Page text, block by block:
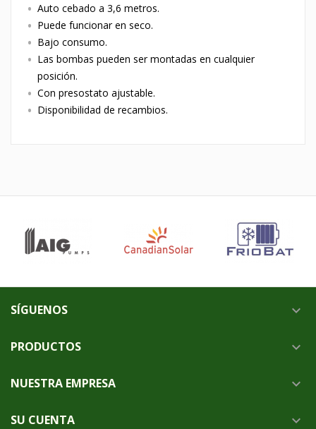
Auto cebado a 3,6 metros.
Puede funcionar en seco.
Bajo consumo.
Las bombas pueden ser montadas en cualquier
posición.
Con presostato ajustable.
Disponibilidad de recambios.
SÍGUENOS 
PRODUCTOS 
NUESTRA EMPRESA 
SU CUENTA 